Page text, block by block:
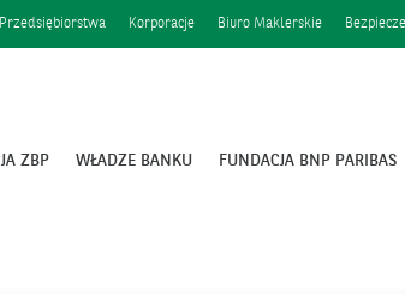
Przedsiębiorstwa Korporacje Biuro Maklerskie
ZBP WŁADZE BANKU FUNDACJA BNP PARIBAS